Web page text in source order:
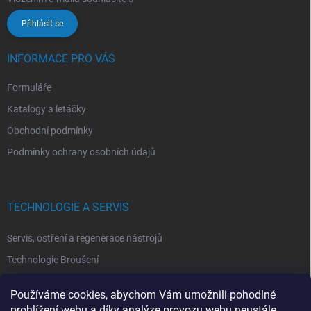
Používáme cookies, abychom Vám umožnili pohodlné
Přihlásit se
INFORMACE PRO VÁS
Formuláře
Katalogy a letáčky
Obchodní podmínky
Podmínky ochrany osobních údajů
TECHNOLOGIE A SERVIS
Servis, ostření a regenerace nástrojů
Technologie Broušení
Technologie Laserová Ablace